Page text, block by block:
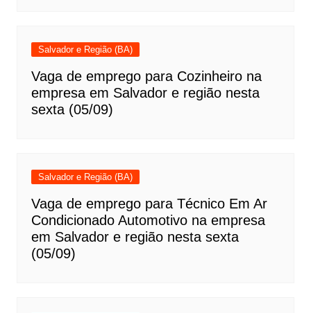
Salvador e Região (BA)
Vaga de emprego para Cozinheiro na
empresa em Salvador e região nesta
sexta (05/09)
Salvador e Região (BA)
Vaga de emprego para Técnico Em Ar
Condicionado Automotivo na empresa
em Salvador e região nesta sexta
(05/09)